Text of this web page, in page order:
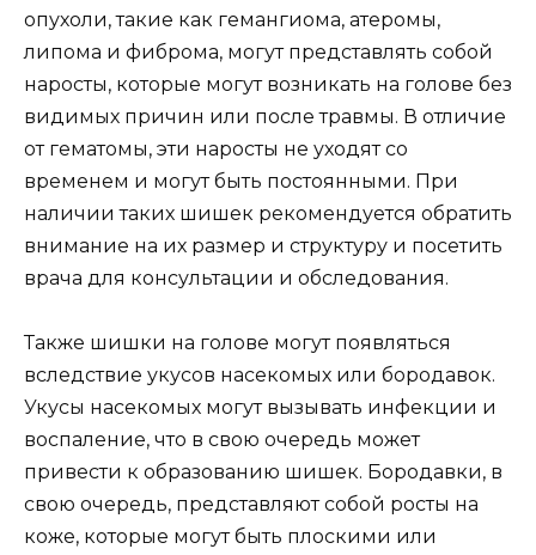
опухоли, такие как гемангиома, атеромы,
липома и фиброма, могут представлять собой
наросты, которые могут возникать на голове без
видимых причин или после травмы. В отличие
от гематомы, эти наросты не уходят со
временем и могут быть постоянными. При
наличии таких шишек рекомендуется обратить
внимание на их размер и структуру и посетить
врача для консультации и обследования.
Также шишки на голове могут появляться
вследствие укусов насекомых или бородавок.
Укусы насекомых могут вызывать инфекции и
воспаление, что в свою очередь может
привести к образованию шишек. Бородавки, в
свою очередь, представляют собой росты на
коже, которые могут быть плоскими или